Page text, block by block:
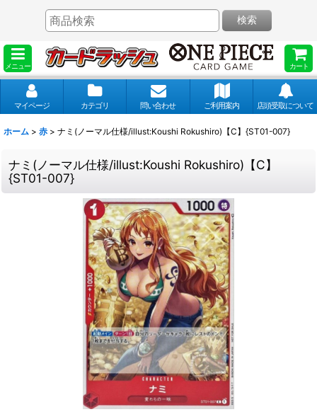
メニュー カート
検索
マイページ カテゴリ 問い合わせ ご利用案内 店頭受取について
ホーム > 赤 > ナミ(ノーマル仕様/illust:Koushi Rokushiro)【C】{ST01-007}
ナミ(ノーマル仕様/illust:Koushi Rokushiro)【C】
{ST01-007}